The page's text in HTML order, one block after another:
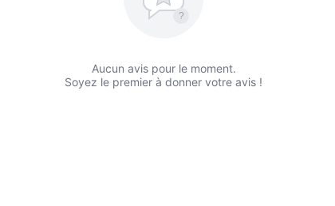
?
Aucun avis pour le moment.
Soyez le premier à donner votre avis !